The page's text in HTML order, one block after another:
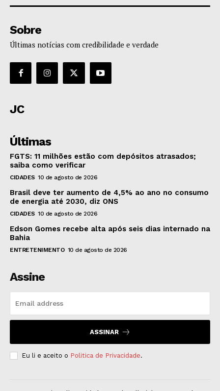
Sobre
Últimas notícias com credibilidade e verdade
JC
Últimas
FGTS: 11 milhões estão com depósitos atrasados;
saiba como verificar
CIDADES 10 de agosto de 2026
Brasil deve ter aumento de 4,5% ao ano no consumo
de energia até 2030, diz ONS
CIDADES 10 de agosto de 2026
Edson Gomes recebe alta após seis dias internado na
Bahia
ENTRETENIMENTO 10 de agosto de 2026
Assine
ASSINAR
Eu li e aceito o Politica de Privacidade.